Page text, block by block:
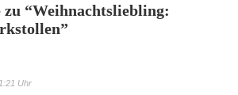
zu “Weihnachtsliebling:
”
Uhr